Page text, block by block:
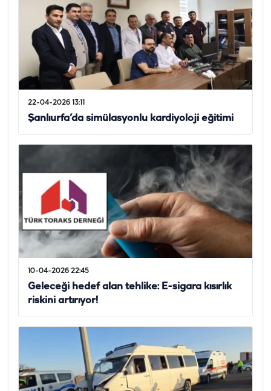
22-04-2026 13:11
Şanlıurfa’da simülasyonlu kardiyoloji eğitimi
10-04-2026 22:45
Geleceği hedef alan tehlike: E-sigara kısırlık
riskini artırıyor!